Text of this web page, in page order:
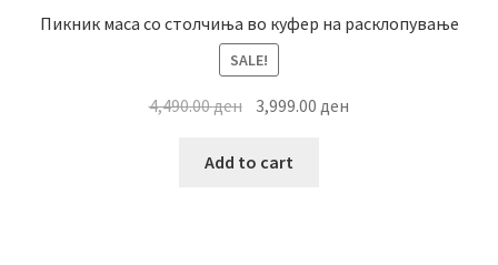
Пикник маса со столчиња во куфер на расклопување
SALE!
4,490.00ден Original
was:
3,999.00ден
Add to cart